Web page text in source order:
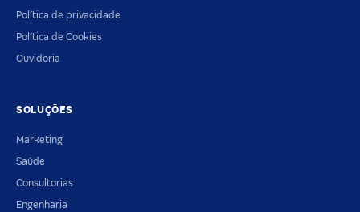
Política de privacidade
Política de Cookies
Ouvidoria
SOLUÇÕES
Marketing
Saúde
Consultorias
Engenharia